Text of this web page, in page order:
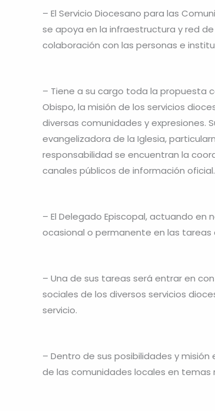
– El Servicio Diocesano para las
se apoya en la infraestructura y red
colaboración con las personas e
– Tiene a su cargo toda la propuesta
Obispo, la misión de los servicios
diversas comunidades y expresiones.
evangelizadora de la Iglesia,
responsabilidad se encuentran la
canales públicos de información oficial.
– El Delegado Episcopal, actuando
ocasional o permanente en las
– Una de sus tareas será entrar en
sociales de los diversos servicios
servicio.
– Dentro de sus posibilidades y
de las comunidades locales en temas